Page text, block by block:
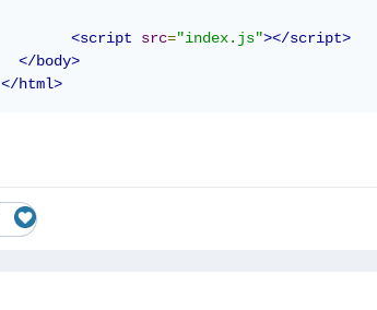
<script src="index.js"></script>
</body>
</html>